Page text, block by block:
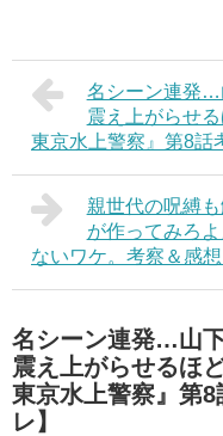
名シーン連発…
震え上がらせ
東京水上警察』第8話
親世代の呪縛
が作ってみろ
ないワケ。考察＆感想
名シーン連発…山
震え上がらせるほ
東京水上警察』第
レ】